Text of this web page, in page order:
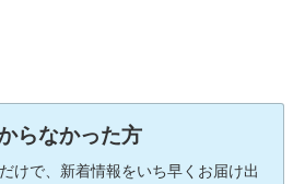
らなかった方
けで、新着情報をいち早くお届け出